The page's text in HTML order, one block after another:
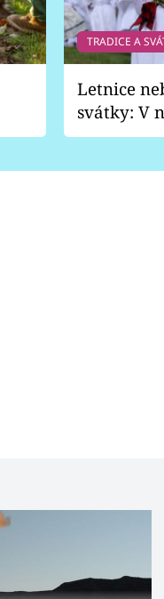
TRADICE A
Letnice
svátky: V
pondělí